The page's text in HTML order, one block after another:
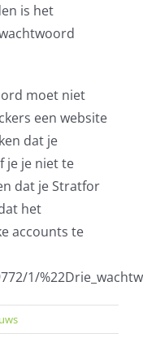
is het
moet niet
een website
dat je
je je niet te
dat je Stratfor
het
accounts te
1/